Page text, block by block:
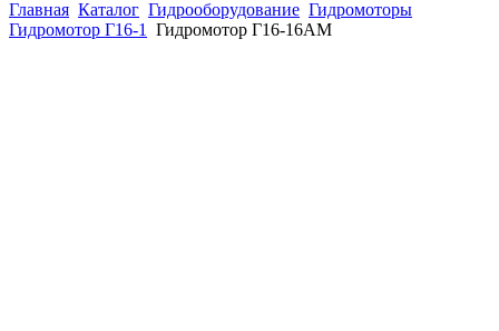
Главная Каталог Гидрооборудование Гидромоторы
Гидромотор Г16-1
Гидромотор Г16-16АМ